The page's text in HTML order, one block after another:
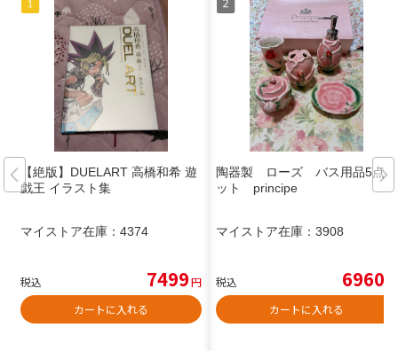
【絶版】DUELART 高橋和希 遊
戯王 イラスト集
マイストア在庫： 4374
税込 7499円
カートに入れる
陶器製 ローズ バス用品5点セ
ット principe
マイストア在庫： 3908
税込 6960
カートに入れる